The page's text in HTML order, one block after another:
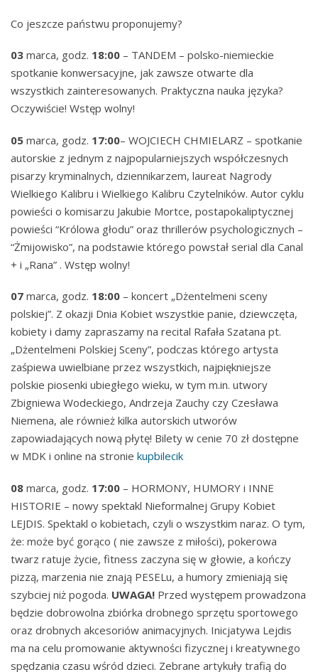
Co jeszcze państwu proponujemy?
03 marca, godz. 18:00 – TANDEM – polsko-niemieckie
spotkanie konwersacyjne, jak zawsze otwarte dla
wszystkich zainteresowanych. Praktyczna nauka języka?
Oczywiście! Wstęp wolny!
05 marca, godz. 17:00– WOJCIECH CHMIELARZ – spotkanie
autorskie z jednym z najpopularniejszych współczesnych
pisarzy kryminalnych, dziennikarzem, laureat Nagrody
Wielkiego Kalibru i Wielkiego Kalibru Czytelników. Autor cyklu
powieści o komisarzu Jakubie Mortce, postapokaliptycznej
powieści “Królowa głodu” oraz thrillerów psychologicznych –
“Żmijowisko”, na podstawie którego powstał serial dla Canal
+ i „Rana” . Wstęp wolny!
07 marca, godz. 18:00 – koncert „Dżentelmeni sceny
polskiej”. Z okazji Dnia Kobiet wszystkie panie, dziewczęta,
kobiety i damy zapraszamy na recital Rafała Szatana pt.
„Dżentelmeni Polskiej Sceny”, podczas którego artysta
zaśpiewa uwielbiane przez wszystkich, najpiękniejsze
polskie piosenki ubiegłego wieku, w tym m.in. utwory
Zbigniewa Wodeckiego, Andrzeja Zauchy czy Czesława
Niemena, ale również kilka autorskich utworów
zapowiadających nową płytę! Bilety w cenie 70 zł dostępne
w MDK i online na stronie kupbilecik
08 marca, godz. 17:00 – HORMONY, HUMORY i INNE
HISTORIE – nowy spektakl Nieformalnej Grupy Kobiet
LEJDIS. Spektakl o kobietach, czyli o wszystkim naraz. O tym,
że: może być gorąco ( nie zawsze z miłości), pokerowa
twarz ratuje życie, fitness zaczyna się w głowie, a kończy
pizzą, marzenia nie znają PESELu, a humory zmieniają się
szybciej niż pogoda. UWAGA! Przed występem prowadzona
będzie dobrowolna zbiórka drobnego sprzętu sportowego
oraz drobnych akcesoriów animacyjnych. Inicjatywa Lejdis
ma na celu promowanie aktywności fizycznej i kreatywnego
spędzania czasu wśród dzieci. Zebrane artykuły trafią do